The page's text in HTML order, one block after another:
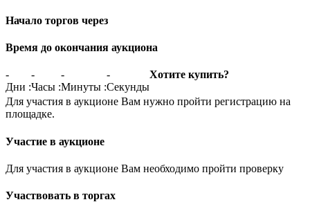
Начало торгов через
Время до окончания аукциона
-
Дни :
-
Часы :
-
Минуты :
-
Секунды
Хотите купить?
Для участия в аукционе Вам нужно пройти регистрацию на
площадке.
Участие в аукционе
Для участия в аукционе Вам необходимо пройти проверку
Участвовать в торгах